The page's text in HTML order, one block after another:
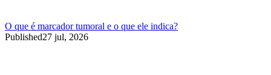
O que é marcador tumoral e o que ele indica?
Published27 jul, 2026